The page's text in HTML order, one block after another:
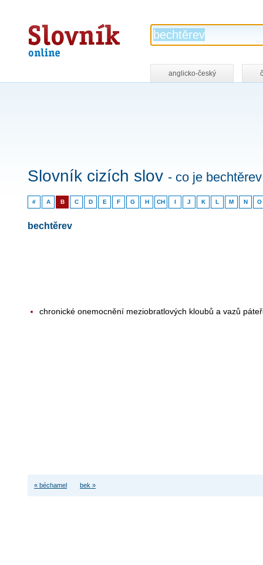
Slovník
online
anglicko-český
Slovník cizích slov - co je bechtěrev
# A B C D E F G H CH I J K L M N O
bechtěrev
chronické onemocnění meziobratlových kloubů a vazů
« béchamel bek »